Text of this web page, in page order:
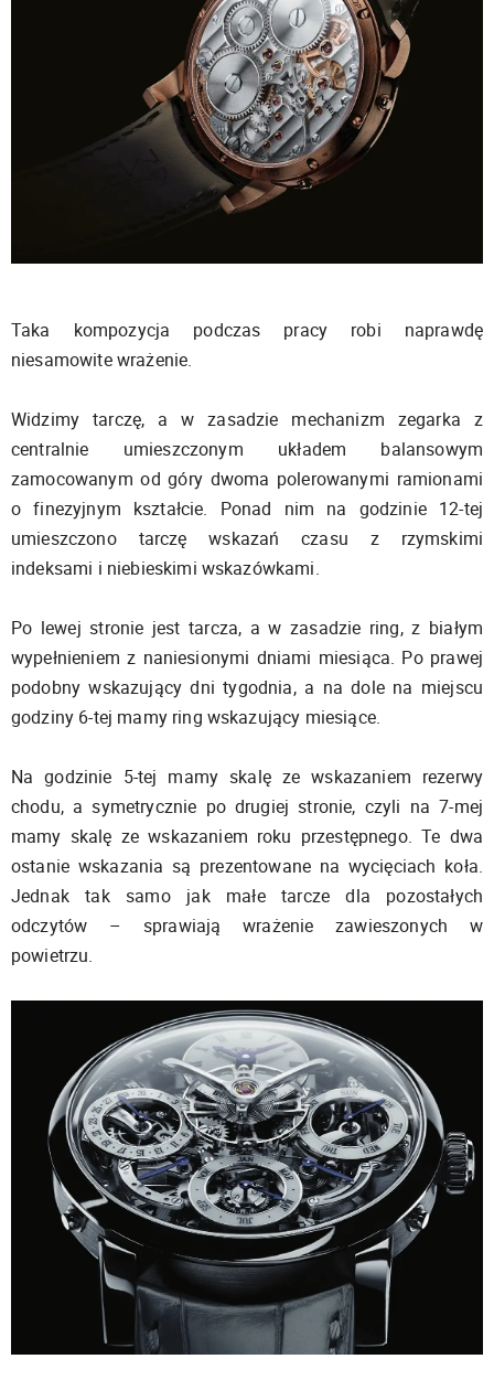
Taka kompozycja podczas pracy robi naprawdę
niesamowite wrażenie.
Widzimy tarczę, a w zasadzie mechanizm zegarka z
centralnie umieszczonym układem balansowym
zamocowanym od góry dwoma polerowanymi ramionami
o finezyjnym kształcie. Ponad nim na godzinie 12-tej
umieszczono tarczę wskazań czasu z rzymskimi
indeksami i niebieskimi wskazówkami.
Po lewej stronie jest tarcza, a w zasadzie ring, z białym
wypełnieniem z naniesionymi dniami miesiąca. Po prawej
podobny wskazujący dni tygodnia, a na dole na miejscu
godziny 6-tej mamy ring wskazujący miesiące.
Na godzinie 5-tej mamy skalę ze wskazaniem rezerwy
chodu, a symetrycznie po drugiej stronie, czyli na 7-mej
mamy skalę ze wskazaniem roku przestępnego. Te dwa
ostanie wskazania są prezentowane na wycięciach koła.
Jednak tak samo jak małe tarcze dla pozostałych
odczytów – sprawiają wrażenie zawieszonych w
powietrzu.